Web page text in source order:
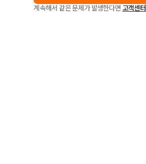
계속해서 같은 문제가 발생한다면 고객센터